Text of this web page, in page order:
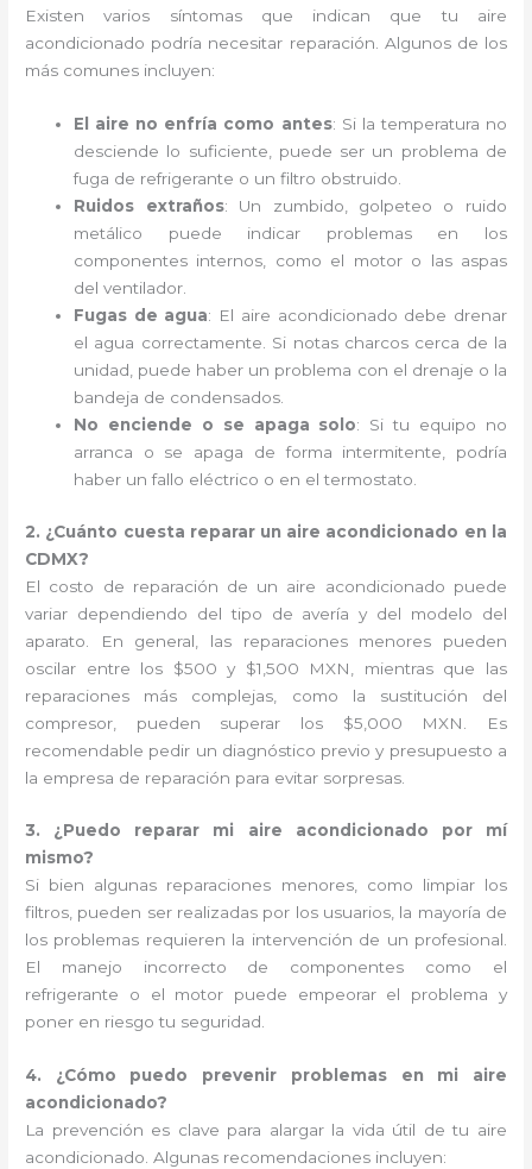
Existen varios síntomas que indican que tu aire
acondicionado podría necesitar reparación. Algunos de los
más comunes incluyen:
El aire no enfría como antes: Si la temperatura no
desciende lo suficiente, puede ser un problema de
fuga de refrigerante o un filtro obstruido.
Ruidos extraños: Un zumbido, golpeteo o ruido
metálico puede indicar problemas en los
componentes internos, como el motor o las aspas
del ventilador.
Fugas de agua: El aire acondicionado debe drenar
el agua correctamente. Si notas charcos cerca de la
unidad, puede haber un problema con el drenaje o la
bandeja de condensados.
No enciende o se apaga solo: Si tu equipo no
arranca o se apaga de forma intermitente, podría
haber un fallo eléctrico o en el termostato.
2. ¿Cuánto cuesta reparar un aire acondicionado en la
CDMX?
El costo de reparación de un aire acondicionado puede
variar dependiendo del tipo de avería y del modelo del
aparato. En general, las reparaciones menores pueden
oscilar entre los $500 y $1,500 MXN, mientras que las
reparaciones más complejas, como la sustitución del
compresor, pueden superar los $5,000 MXN. Es
recomendable pedir un diagnóstico previo y presupuesto a
la empresa de reparación para evitar sorpresas.
3. ¿Puedo reparar mi aire acondicionado por mí
mismo?
Si bien algunas reparaciones menores, como limpiar los
filtros, pueden ser realizadas por los usuarios, la mayoría de
los problemas requieren la intervención de un profesional.
El manejo incorrecto de componentes como el
refrigerante o el motor puede empeorar el problema y
poner en riesgo tu seguridad.
4. ¿Cómo puedo prevenir problemas en mi aire
acondicionado?
La prevención es clave para alargar la vida útil de tu aire
acondicionado. Algunas recomendaciones incluyen: